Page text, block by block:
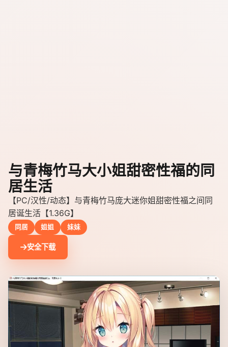
与青梅竹马大小姐甜密性福的同
居生活
【PC/汉性/动态】与青梅竹马庞大迷你姐甜密性福之间同
居诞生活【1.36G】
同居 姐姐 妹妹
安全下载